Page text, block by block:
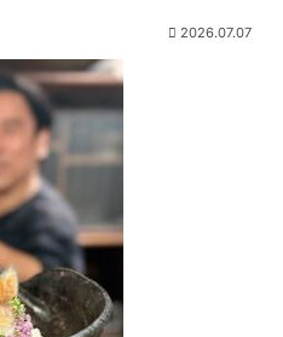
2026.07.07